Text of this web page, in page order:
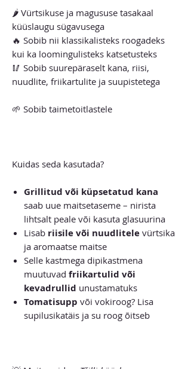
🌶️ Vürtsikuse ja magususe tasakaal
küüslaugu sügavusega
🔥 Sobib nii klassikalisteks roogadeks
kui ka loomingulisteks katsetusteks
🥢 Sobib suurepäraselt kana, riisi,
nuudlite, friikartulite ja suupistetega
🌱 Sobib taimetoitlastele
Kuidas seda kasutada?
Grillitud või küpsetatud kana
saab uue maitsetaseme – nirista
lihtsalt peale või kasuta glasuurina
Lisab riisile või nuudlitele vürtsika
ja aromaatse maitse
Selle kastmega dipikastmena
muutuvad friikartulid või
kevadrullid unustamatuks
Tomatisupp või vokiroog? Lisa
supilusikatäis ja su roog õitseb